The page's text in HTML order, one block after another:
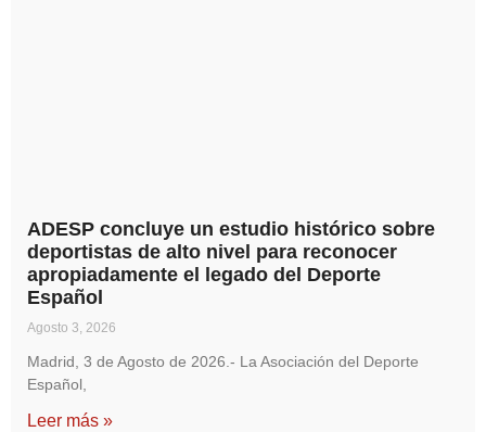
ADESP concluye un estudio histórico sobre
deportistas de alto nivel para reconocer
apropiadamente el legado del Deporte
Español
Agosto 3, 2026
Madrid, 3 de Agosto de 2026.- La Asociación del Deporte
Español,
Leer más »